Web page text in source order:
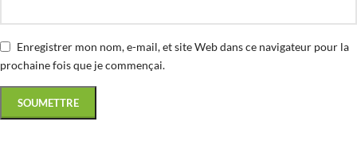
Enregistrer mon nom, e-mail, et site Web dans ce navigateur pour la
prochaine fois que je commençai.